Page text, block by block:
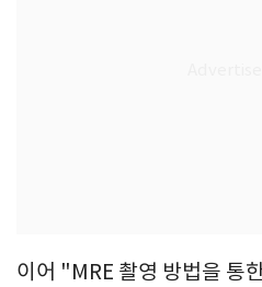
이어 "MRE 촬영 방법을 통